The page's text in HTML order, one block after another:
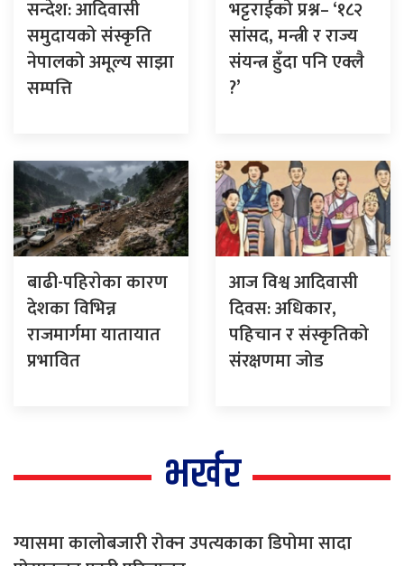
सन्देश: आदिवासी
समुदायको संस्कृति
नेपालको अमूल्य साझा
सम्पत्ति
भट्टराईको प्रश्न– ‘१८२
सांसद, मन्त्री र राज्य
संयन्त्र हुँदा पनि एक्लै
?’
बाढी-पहिराेका कारण
देशका विभिन्न
राजमार्गमा यातायात
प्रभावित
आज विश्व आदिवासी
दिवस: अधिकार,
पहिचान र संस्कृतिको
संरक्षणमा जोड
भर्खर
ग्यासमा कालोबजारी रोक्न उपत्यकाका डिपोमा सादा